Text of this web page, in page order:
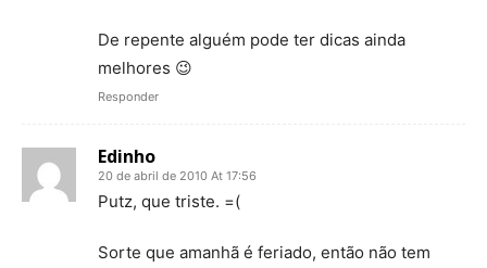
De repente alguém pode ter dicas ainda
melhores 😉
Responder
Edinho
20 de abril de 2010 At 17:56
Putz, que triste. =(
Sorte que amanhã é feriado, então não tem